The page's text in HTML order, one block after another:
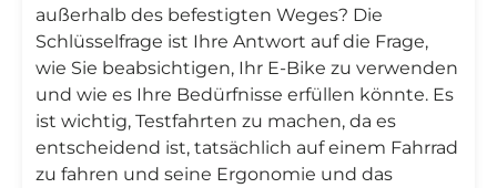
außerhalb des befestigten Weges? Die
Schlüsselfrage ist Ihre Antwort auf die Frage,
wie Sie beabsichtigen, Ihr E-Bike zu verwenden
und wie es Ihre Bedürfnisse erfüllen könnte. Es
ist wichtig, Testfahrten zu machen, da es
entscheidend ist, tatsächlich auf einem Fahrrad
zu fahren und seine Ergonomie und das